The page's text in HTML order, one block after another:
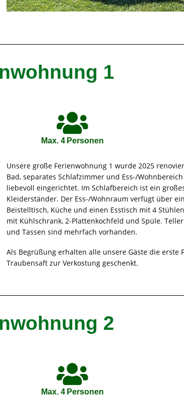
1
Max. 4 Personen
Unsere große Ferienwohnung 1 wurde 2025
Bad, separates Schlafzimmer und Ess-/
liebevoll eingerichtet. Im Schlafbereich ist ein
Kleiderständer. Der Ess-/Wohnraum verfügt über
Beistelltisch, Küche und einen Esstisch mit 4
mit Kühlschrank, 2-Plattenkochfeld und Spüle.
und Tassen sind mehrfach vorhanden.
Als Begrüßung erhalten alle unsere Gäste die erste
Traubensaft zur Verkostung geschenkt.
2
Max. 4 Personen